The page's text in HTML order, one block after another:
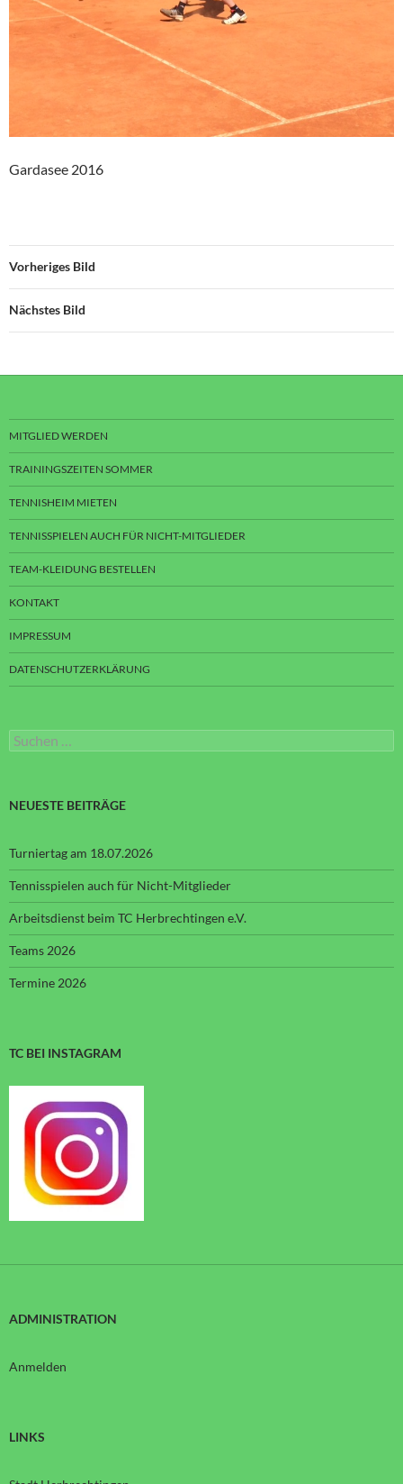
Gardasee 2016
Vorheriges Bild
Nächstes Bild
MITGLIED WERDEN
TRAININGSZEITEN SOMMER
TENNISHEIM MIETEN
TENNISSPIELEN AUCH FÜR NICHT-MITGLIEDER
TEAM-KLEIDUNG BESTELLEN
KONTAKT
IMPRESSUM
DATENSCHUTZERKLÄRUNG
Suchen
nach:
NEUESTE BEITRÄGE
Turniertag am 18.07.2026
Tennisspielen auch für Nicht-Mitglieder
Arbeitsdienst beim TC Herbrechtingen e.V.
Teams 2026
Termine 2026
TC BEI INSTAGRAM
ADMINISTRATION
Anmelden
LINKS